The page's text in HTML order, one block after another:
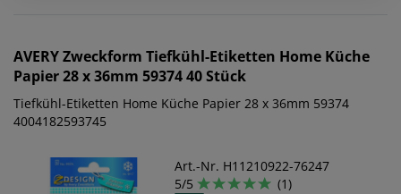
AVERY Zweckform Tiefkühl-Etiketten Home Küche
Papier 28 x 36mm 59374 40 Stück
Tiefkühl-Etiketten Home Küche Papier 28 x 36mm 59374
4004182593745
Art.-Nr. H11210922-76247
5/5
(1)